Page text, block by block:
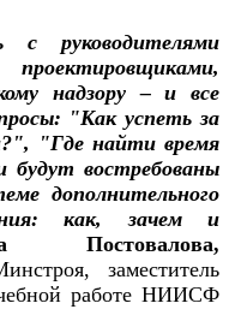
руководителями
надзору – и все
"Как успеть за
"Где найти время
будут востребованы
дополнительного
как, зачем и
Постовалова,
заместитель
работе НИИСФ